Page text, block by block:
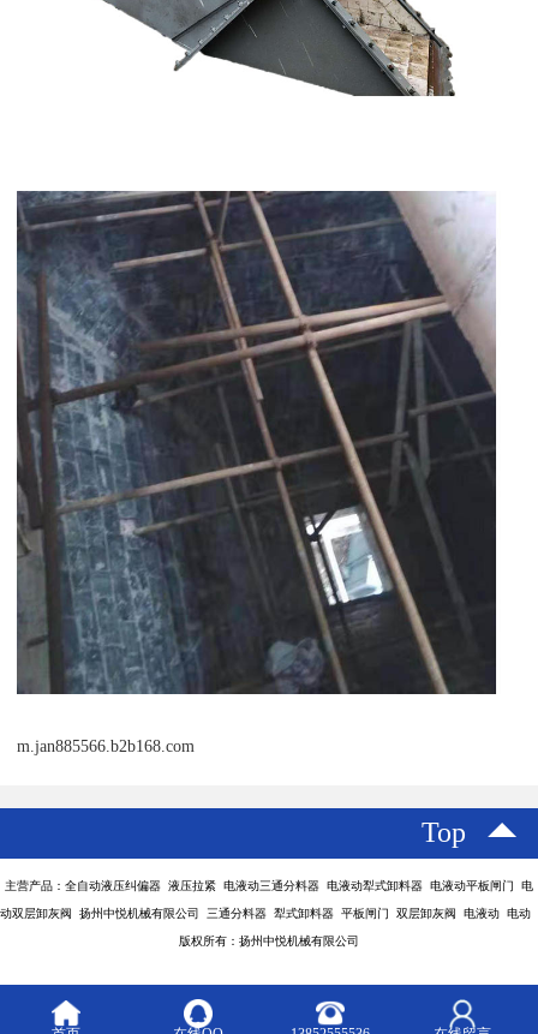
m.jan885566.b2b168.com
Top
主营产品：全自动液压纠偏器 液压拉紧 电液动三通分料器 电液动犁式卸料器 电液动平板闸门 电
动双层卸灰阀 扬州中悦机械有限公司 三通分料器 犁式卸料器 平板闸门 双层卸灰阀 电液动 电动
版权所有：扬州中悦机械有限公司